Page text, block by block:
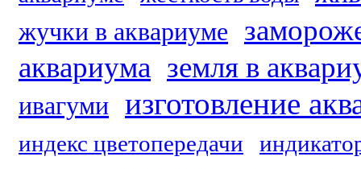
жучки в аквариуме
аквариума земля в
ивагуми изготовление
индекс цветопередачи